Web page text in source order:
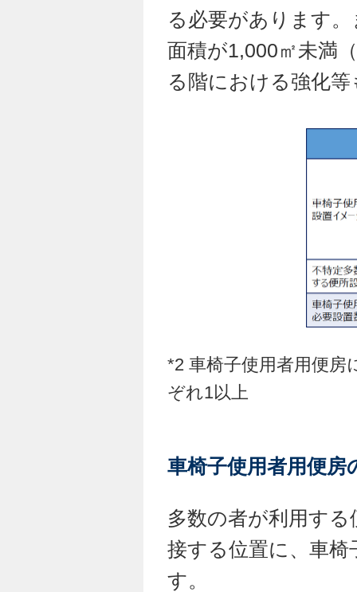
る必要があります
面積が1,000㎡未満
る階における強化
*2 車椅子使用者用便
ぞれ1以上
車椅子使用者用便
多数の者が利用す
接する位置に、車
す。